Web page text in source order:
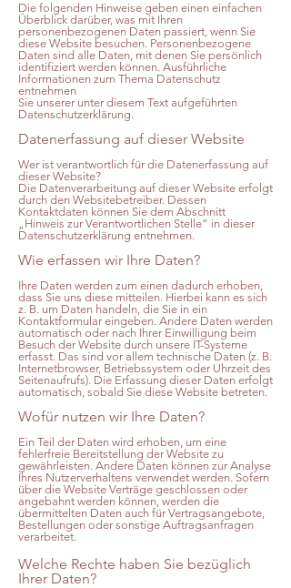
Die folgenden Hinweise geben einen einfachen
Überblick darüber, was mit Ihren
personenbezogenen Daten passiert, wenn Sie
diese Website besuchen. Personenbezogene
Daten sind alle Daten, mit denen Sie persönlich
identifiziert werden können. Ausführliche
Informationen zum Thema Datenschutz
entnehmen
Sie unserer unter diesem Text aufgeführten
Datenschutzerklärung.
Datenerfassung auf dieser Website
Wer ist verantwortlich für die Datenerfassung auf
dieser Website?
Die Datenverarbeitung auf dieser Website erfolgt
durch den Websitebetreiber. Dessen
Kontaktdaten können Sie dem Abschnitt
„Hinweis zur Verantwortlichen Stelle“ in dieser
Datenschutzerklärung entnehmen.
Wie erfassen wir Ihre Daten?
Ihre Daten werden zum einen dadurch erhoben,
dass Sie uns diese mitteilen. Hierbei kann es sich
z. B. um Daten handeln, die Sie in ein
Kontaktformular eingeben. Andere Daten werden
automatisch oder nach Ihrer Einwilligung beim
Besuch der Website durch unsere IT-Systeme
erfasst. Das sind vor allem technische Daten (z. B.
Internetbrowser, Betriebssystem oder Uhrzeit des
Seitenaufrufs). Die Erfassung dieser Daten erfolgt
automatisch, sobald Sie diese Website betreten.
Wofür nutzen wir Ihre Daten?
Ein Teil der Daten wird erhoben, um eine
fehlerfreie Bereitstellung der Website zu
gewährleisten. Andere Daten können zur Analyse
Ihres Nutzerverhaltens verwendet werden. Sofern
über die Website Verträge geschlossen oder
angebahnt werden können, werden die
übermittelten Daten auch für Vertragsangebote,
Bestellungen oder sonstige Auftragsanfragen
verarbeitet.
Welche Rechte haben Sie bezüglich
Ihrer Daten?